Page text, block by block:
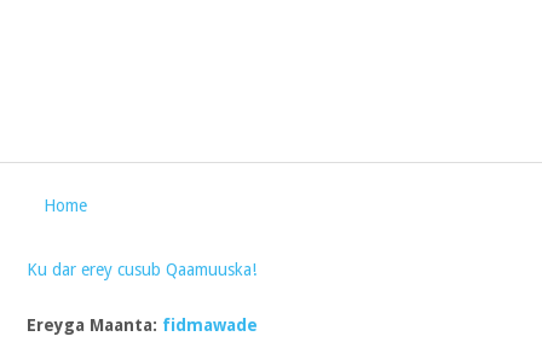
Home
Ku dar erey cusub Qaamuuska!
Ereyga Maanta: fidmawade